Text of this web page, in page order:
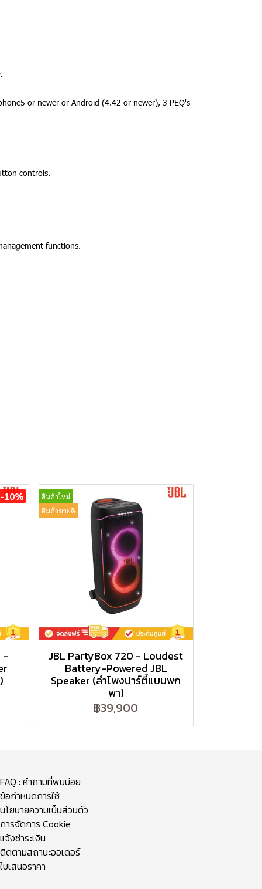
or newer or Android (4.42 or newer), 3 PEQ's
controls.
functions.
-10%
-
สินค้าใหม่
สินค้าขายดี
JBL PartyBox 720 - Loudest
Battery-Powered JBL
Speaker (ลำโพงปาร์ตี้แบบพก
พา)
฿39,900
FAQ : คำถามที่พบบ่อย
ข้อกำหนดการใช้
นโยบายความเป็นส่วนตัว
การจัดการ Cookie
แจ้งชำระเงิน
ติดตามสถานะออเดอร์
ใบเสนอราคา